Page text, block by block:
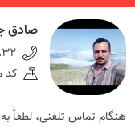
صادق
کد